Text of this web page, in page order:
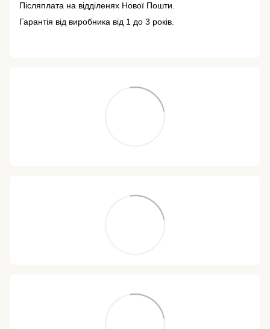
Післяплата на відділенях Нової Пошти.
Гарантія від виробника від 1 до 3 років.